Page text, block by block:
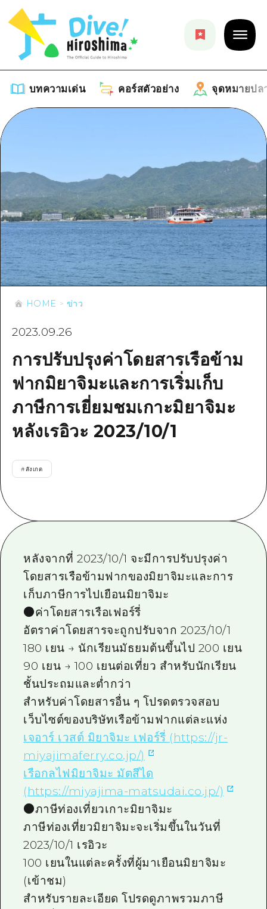
บทความเด่น คอร์สตัวอย่าง จุดหมายปล
คำแนะนำ
ศิลปะ
งานอีเว้นท์ / เทศกาล
อาหารรสเลิศ / สุรา
การปั่นจักรยาน
ช้อปปิ้ง
สถานบันเทิงยามค่ำคืน
มรดกโลก
ประสบการณ์ / ในการเรียนรู้
มาตรฐาน
คอร์สตัวอย่าง
รายการ
คู่มือ Dive! Hiroshima
ฮิโรชิม่า โมชิ โมชิ ทราเวล
บริเวณรอบเมืองฮิโรชิม่า
เกโฮค
บริเวณรอบๆ มิยาจิมะ
ยามากุจิตะวันออก
จุดหมายปลายทาง
รายการ
บริเวณรอบเมืองฮิโรชิม่า
อากิ
บิงโก
เกโฮคุ
บริเวณรอบๆ มิยาจิมะ
ยามากุจิตะวันออก
จังหวัดเอฮิเมะ
อีเว้นท์
ข้อมูลตามฤดูกาล
ข้อมูลที่เป็นประโยชน์
เข้าถึงเข้าถึง
สรุปการจราจรรอง
ความแออัดของสิ่งอำนวยความสะดวก
ตั๋วเที่ยวคุ้มค่าตั๋วเที่ยวคุ้มค่า
ไกด์อาสาสมัครไ
วิดีโอฮิโรชิม่า
คำถามที่พบบ่อย
ดาวน์โหลดรูปภาพ
ข้อมูลการขนส่งระหว่างเกิดภัยพิบัติ
ข่าว
อีเว้นท์
HOME ข่าว
2023.09.26
การปรับปรุงค่าโดยสารเรือข้าม
ฟากมิยาจิมะและการเริ่มเก็บ
ภาษีการเยี่ยมชมเกาะมิยาจิมะ
หลังเรอิวะ 2023/10/1
#สังเกต
หลังจากที่ 2023/10/1 จะมีการปรับปรุงค่า
โดยสารเรือข้ามฟากของมิยาจิมะและการ
เก็บภาษีการไปเยือนมิยาจิมะ
●ค่าโดยสารเรือเฟอร์รี่
อัตราค่าโดยสารจะถูกปรับจาก 2023/10/1
180 เยน → นักเรียนมัธยมต้นขึ้นไป 200 เยน
90 เยน → 100 เยนต่อเที่ยว สำหรับนักเรียน
ชั้นประถมและต่ำกว่า
สำหรับค่าโดยสารอื่น ๆ โปรดตรวจสอบ
เว็บไซต์ของบริษัทเรือข้ามฟากแต่ละแห่ง
เจอาร์ เวสต์ มิยาจิมะ เฟอร์รี่ (https://jr-
miyajimaferry.co.jp/)
เรือกลไฟมิยาจิมะ มัตสึได
(https://miyajima-matsudai.co.jp/)
●ภาษีท่องเที่ยวเกาะมิยาจิมะ
ภาษีท่องเที่ยวมิยาจิมะจะเริ่มขึ้นในวันที่
2023/10/1 เรอิวะ
100 เยนในแต่ละครั้งที่ผู้มาเยือนมิยาจิมะ
(เข้าชม)
สำหรับรายละเอียด โปรดดูภาพรวมภาษี